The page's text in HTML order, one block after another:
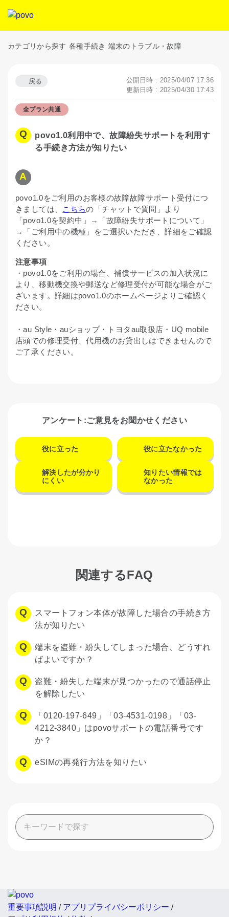
カテゴリから探す 各種手続き 端末のトラブル・故障
戻る
公開日時 : 2025/04/07 17:36
更新日時 : 2025/04/30 17:43
全プラン共通
povo1.0利用中で、故障紛失サポートを利用す
る手続き方法が知りたい
povo1.0をご利用のお客様の故障故障サポート受付につ
きましては、
こちらの「チャットで質問」より
「povo1.0を契約中」→「故障紛失サポートについて」
→「ご利用中の機種」をご選択いただき、詳細をご確認
ください。
注意事項
・povo1.0をご利用の場合、補償サービスの加入状況に
より、移動機交換や郵送など修理受付が可能な場合がご
ざいます。詳細はpovo1.0のホームページよりご確認く
ださい。
・au Style・auショップ・トヨタau取扱店・UQ mobile
店頭での修理受付、代用機のお貸出しはできませんので
ご了承ください。
アンケート:ご意見をお聞かせください
役に立った 役に立たなかった
解決したが分かり
にくい
知りたい情報では
なかった
関連するFAQ
スマートフォン本体が故障した場合の手続き方
法が知りたい
端末を盗難・紛失してしまった場合、どうすれ
ばよいですか？
盗難・紛失した端末が見つかったので通話停止
を解除したい
「0120-197-649」「03-4531-0198」「03-
4212-3840」はpovoサポートの電話番号です
か？
eSIMの再発行方法を知りたい
重要事項説明 / アプリプライバシーポリシー /